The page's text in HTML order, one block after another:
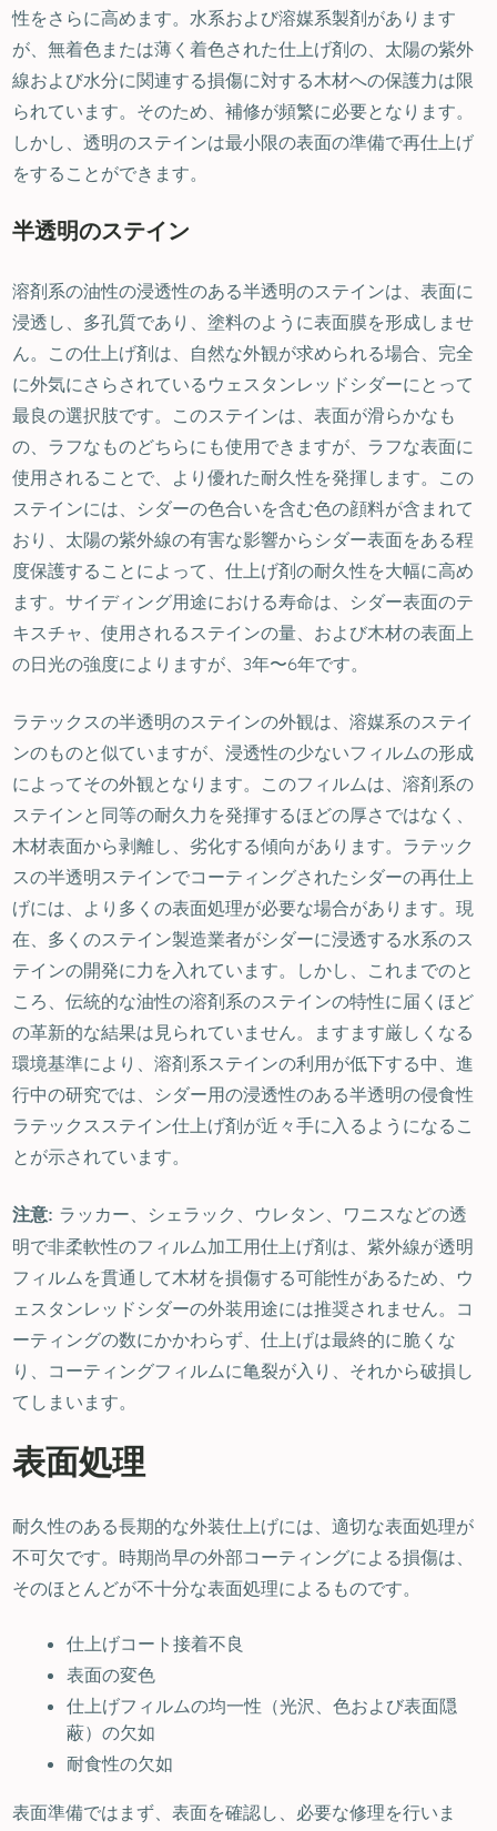
性をさらに高めます。水系および溶媒系製剤があります
が、無着色または薄く着色された仕上げ剤の、太陽の紫外
線および水分に関連する損傷に対する木材への保護力は限
られています。そのため、補修が頻繁に必要となります。
しかし、透明のステインは最小限の表面の準備で再仕上げ
をすることができます。
半透明のステイン
溶剤系の油性の浸透性のある半透明のステインは、表面に
浸透し、多孔質であり、塗料のように表面膜を形成しませ
ん。この仕上げ剤は、自然な外観が求められる場合、完全
に外気にさらされているウェスタンレッドシダーにとって
最良の選択肢です。このステインは、表面が滑らかなも
の、ラフなものどちらにも使用できますが、ラフな表面に
使用されることで、より優れた耐久性を発揮します。この
ステインには、シダーの色合いを含む色の顔料が含まれて
おり、太陽の紫外線の有害な影響からシダー表面をある程
度保護することによって、仕上げ剤の耐久性を大幅に高め
ます。サイディング用途における寿命は、シダー表面のテ
キスチャ、使用されるステインの量、および木材の表面上
の日光の強度によりますが、3年〜6年です。
ラテックスの半透明のステインの外観は、溶媒系のステイ
ンのものと似ていますが、浸透性の少ないフィルムの形成
によってその外観となります。このフィルムは、溶剤系の
ステインと同等の耐久力を発揮するほどの厚さではなく、
木材表面から剥離し、劣化する傾向があります。ラテック
スの半透明ステインでコーティングされたシダーの再仕上
げには、より多くの表面処理が必要な場合があります。現
在、多くのステイン製造業者がシダーに浸透する水系のス
テインの開発に力を入れています。しかし、これまでのと
ころ、伝統的な油性の溶剤系のステインの特性に届くほど
の革新的な結果は見られていません。ますます厳しくなる
環境基準により、溶剤系ステインの利用が低下する中、進
行中の研究では、シダー用の浸透性のある半透明の侵食性
ラテックスステイン仕上げ剤が近々手に入るようになるこ
とが示されています。
注意: ラッカー、シェラック、ウレタン、ワニスなどの透
明で非柔軟性のフィルム加工用仕上げ剤は、紫外線が透明
フィルムを貫通して木材を損傷する可能性があるため、ウ
ェスタンレッドシダーの外装用途には推奨されません。コ
ーティングの数にかかわらず、仕上げは最終的に脆くな
り、コーティングフィルムに亀裂が入り、それから破損し
てしまいます。
表面処理
耐久性のある長期的な外装仕上げには、適切な表面処理が
不可欠です。時期尚早の外部コーティングによる損傷は、
そのほとんどが不十分な表面処理によるものです。
仕上げコート接着不良
表面の変色
仕上げフィルムの均一性（光沢、色および表面隠
蔽）の欠如
耐食性の欠如
表面準備ではまず、表面を確認し、必要な修理を行いま